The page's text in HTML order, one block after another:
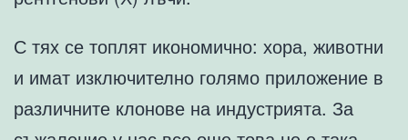
С тях се топлят икономично: хора, животни
и имат изключително голямо приложение в
различните клонове на индустрията. За